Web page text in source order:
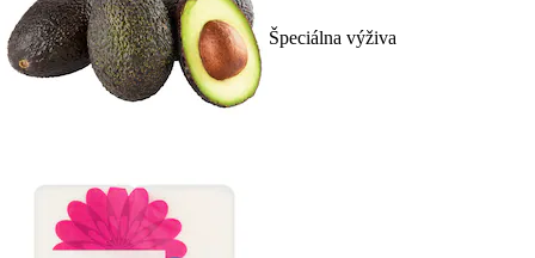
Špeciálna výživa